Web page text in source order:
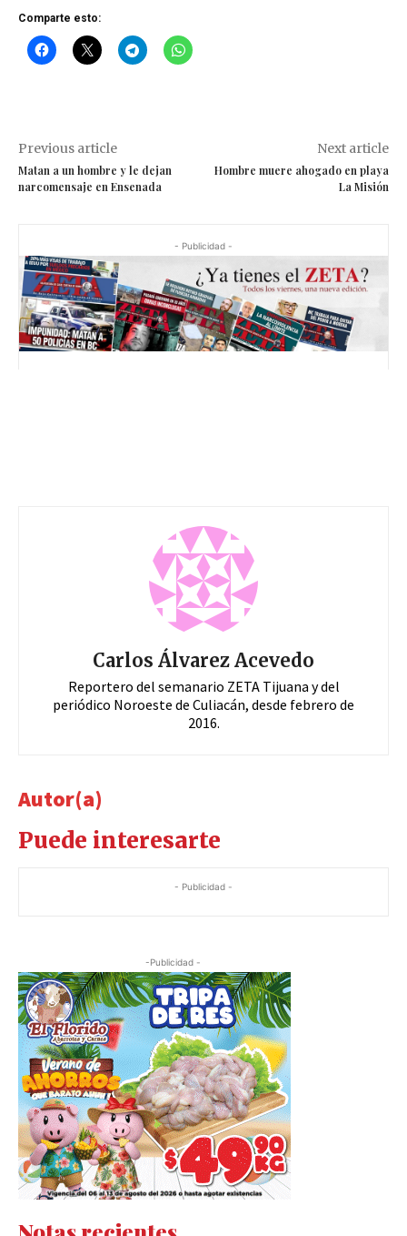
Comparte esto:
Previous article
Matan a un hombre y le dejan
narcomensaje en Ensenada
Next article
Hombre muere ahogado en playa
La Misión
- Publicidad -
Carlos Álvarez Acevedo
Reportero del semanario ZETA Tijuana y del
periódico Noroeste de Culiacán, desde febrero de
2016.
Autor(a)
Puede interesarte
- Publicidad -
-Publicidad -